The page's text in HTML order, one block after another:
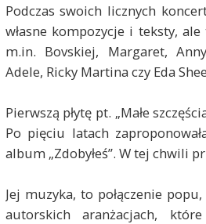
Podczas swoich licznych
własne kompozycje i teksty,
m.in. Bovskiej, Margaret,
Adele, Ricky Martina czy Eda
Pierwszą płytę pt. „Małe
Po pięciu latach
album „Zdobyłeś”. W tej chwili
Jej muzyka, to połączenie
autorskich aranżacjach,